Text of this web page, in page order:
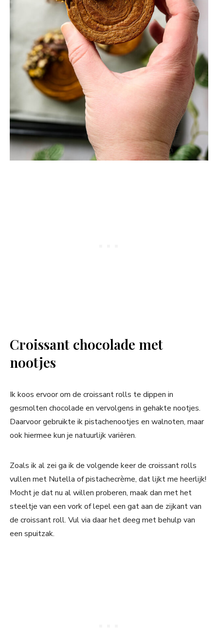
Croissant chocolade met
nootjes
Ik koos ervoor om de croissant rolls te dippen in
gesmolten chocolade en vervolgens in gehakte nootjes.
Daarvoor gebruikte ik pistachenootjes en walnoten, maar
ook hiermee kun je natuurlijk variëren.
Zoals ik al zei ga ik de volgende keer de croissant rolls
vullen met Nutella of pistachecrème, dat lijkt me heerlijk!
Mocht je dat nu al willen proberen, maak dan met het
steeltje van een vork of lepel een gat aan de zijkant van
de croissant roll. Vul via daar het deeg met behulp van
een spuitzak.